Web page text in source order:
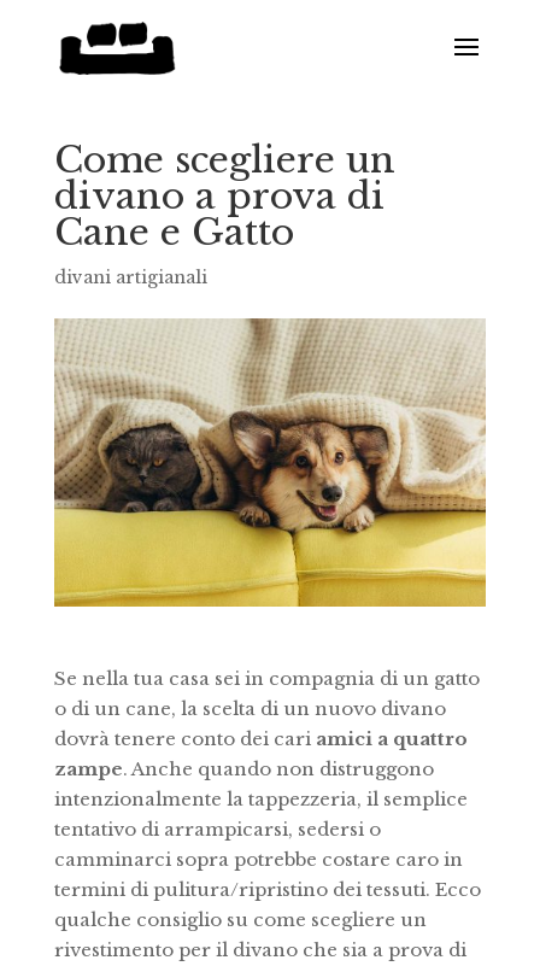
Come scegliere un
divano a prova di
Cane e Gatto
divani artigianali
Se nella tua casa sei in compagnia di un gatto
o di un cane, la scelta di un nuovo divano
dovrà tenere conto dei cari amici a quattro
zampe. Anche quando non distruggono
intenzionalmente la tappezzeria, il semplice
tentativo di arrampicarsi, sedersi o
camminarci sopra potrebbe costare caro in
termini di pulitura/ripristino dei tessuti. Ecco
qualche consiglio su come scegliere un
rivestimento per il divano che sia a prova di